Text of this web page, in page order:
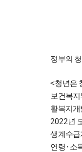
정부의
<청년은
보건복
활복지
2022년
생계수급
연령 · 소